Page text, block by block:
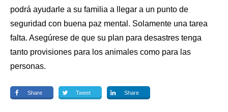
podrá ayudarle a su familia a llegar a un punto de
seguridad con buena paz mental. Solamente una tarea
falta. Asegúrese de que su plan para desastres tenga
tanto provisiones para los animales como para las
personas.
Share Tweet Share